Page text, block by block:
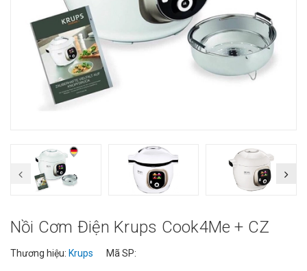
Nồi Cơm Điện Krups Cook4Me + CZ
Thương hiệu: Krups Mã SP: